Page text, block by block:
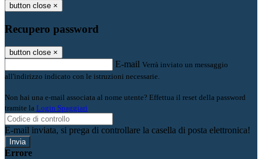
button close ×
Recupero password
button close ×
E-mail Verrà inviato un messaggio
all'indirizzo indicato con le istruzioni necessarie.
Non hai una e-mail associata al nome utente? Effettua il reset della password
tramite la Login Spaggiari
E-mail inviata, si prega di controllare la casella di posta elettronica!
Errore